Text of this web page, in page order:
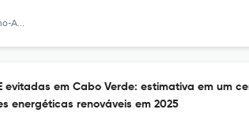
de Vida
evitadas em Cabo Verde: estimativa em um
energéticas renováveis em 2025